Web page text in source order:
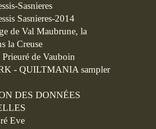
Sasnieres
Sasnieres-2014
de Val Maubrune, la
la Creuse
de Vauboin
- QUILTMANIA sampler
DES DONNÉES
Eve